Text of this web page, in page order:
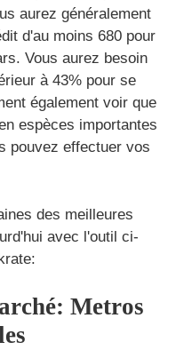
aurez généralement
d'au moins 680 pour
Vous aurez besoin
à 43% pour se
également voir que
espèces importantes
pouvez effectuer vos
des meilleures
avec l'outil ci-
Metros